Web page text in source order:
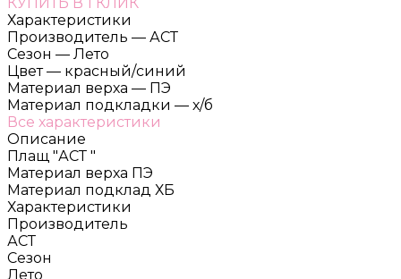
Характеристики
Производитель — АСТ
Сезон — Лето
Цвет — красный/синий
Материал верха — ПЭ
Материал подкладки — х/б
Все характеристики
Описание
Плащ "АСТ "
Материал верха ПЭ
Материал подклад ХБ
Характеристики
Производитель
АСТ
Сезон
Лето